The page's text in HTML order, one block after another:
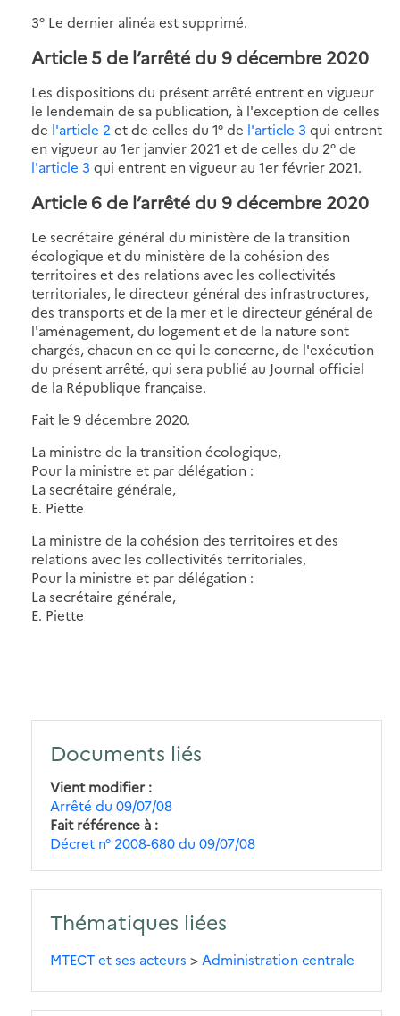
3° Le dernier alinéa est supprimé.
Article 5 de l’arrêté du 9 décembre 2020
Les dispositions du présent arrêté entrent en vigueur
le lendemain de sa publication, à l'exception de celles
de l'article 2 et de celles du 1° de l'article 3 qui entrent
en vigueur au 1er janvier 2021 et de celles du 2° de
l'article 3 qui entrent en vigueur au 1er février 2021.
Article 6 de l’arrêté du 9 décembre 2020
Le secrétaire général du ministère de la transition
écologique et du ministère de la cohésion des
territoires et des relations avec les collectivités
territoriales, le directeur général des infrastructures,
des transports et de la mer et le directeur général de
l'aménagement, du logement et de la nature sont
chargés, chacun en ce qui le concerne, de l'exécution
du présent arrêté, qui sera publié au Journal officiel
de la République française.
Fait le 9 décembre 2020.
La ministre de la transition écologique,
Pour la ministre et par délégation :
La secrétaire générale,
E. Piette
La ministre de la cohésion des territoires et des
relations avec les collectivités territoriales,
Pour la ministre et par délégation :
La secrétaire générale,
E. Piette
Documents liés
Vient modifier
Arrêté du 09/07/08
Fait référence à
Décret n° 2008-680 du 09/07/08
Thématiques liées
MTECT et ses acteurs > Administration centrale